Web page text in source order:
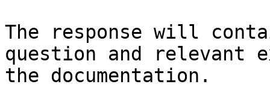
The response will
question and relevant
the documentation.